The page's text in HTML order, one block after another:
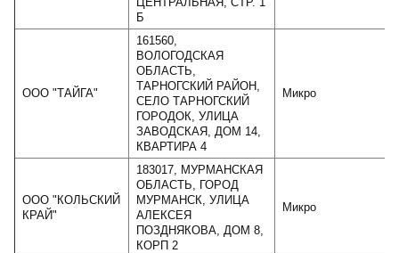
Б
ООО "ТАЙГА"
161560,
ВОЛОГОДСКАЯ
ОБЛАСТЬ,
ТАРНОГСКИЙ РАЙОН,
СЕЛО ТАРНОГСКИЙ
ГОРОДОК, УЛИЦА
ЗАВОДСКАЯ, ДОМ 14,
КВАРТИРА 4
Микро
ООО "КОЛЬСКИЙ
КРАЙ"
183017, МУРМАНСКАЯ
ОБЛАСТЬ, ГОРОД
МУРМАНСК, УЛИЦА
АЛЕКСЕЯ
ПОЗДНЯКОВА, ДОМ 8,
КОРП 2
Микро